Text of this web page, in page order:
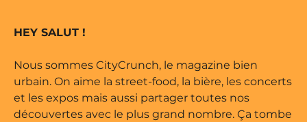
HEY SALUT !
Nous sommes CityCrunch, le magazine bien
urbain. On aime la street-food, la bière, les concerts
et les expos mais aussi partager toutes nos
découvertes avec le plus grand nombre. Ça tombe